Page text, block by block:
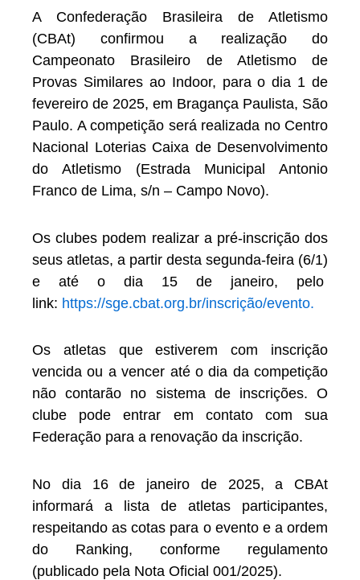
A Confederação Brasileira de Atletismo
(CBAt) confirmou a realização do
Campeonato Brasileiro de Atletismo de
Provas Similares ao Indoor, para o dia 1 de
fevereiro de 2025, em Bragança Paulista, São
Paulo. A competição será realizada no Centro
Nacional Loterias Caixa de Desenvolvimento
do Atletismo (Estrada Municipal Antonio
Franco de Lima, s/n – Campo Novo).
Os clubes podem realizar a pré-inscrição dos
seus atletas, a partir desta segunda-feira (6/1)
e até o dia 15 de janeiro, pelo
link: https://sge.cbat.org.br/inscrição/evento.
Os atletas que estiverem com inscrição
vencida ou a vencer até o dia da competição
não contarão no sistema de inscrições. O
clube pode entrar em contato com sua
Federação para a renovação da inscrição.
No dia 16 de janeiro de 2025, a CBAt
informará a lista de atletas participantes,
respeitando as cotas para o evento e a ordem
do Ranking, conforme regulamento
(publicado pela Nota Oficial 001/2025).